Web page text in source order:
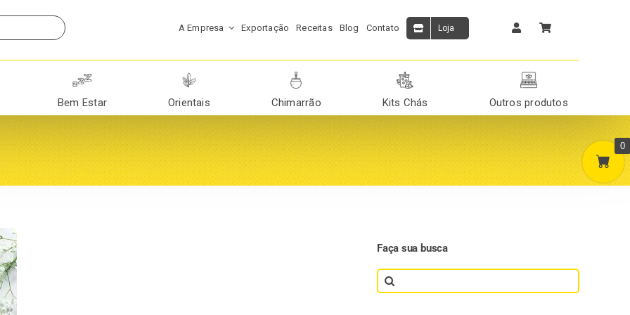
A Empresa Exportação Receitas Blog Contato Loja
Bem Estar Orientais Chimarrão Kits Chás Outros produtos
Faça sua busca
Search
for:
0